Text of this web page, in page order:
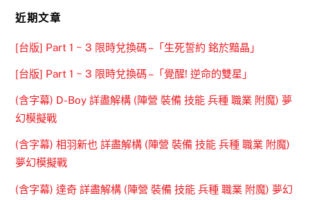
近期文章
[台版] Part 1 ~ 3 限時兌換碼 –「生死誓約 銘於黯晶」
[台版] Part 1 ~ 3 限時兌換碼 –「覺醒! 逆命的雙星」
(含字幕) D-Boy 詳盡解構 (陣營 裝備 技能 兵種 職業 附魔) 夢
幻模擬戰
(含字幕) 相羽新也 詳盡解構 (陣營 裝備 技能 兵種 職業 附魔)
夢幻模擬戰
(含字幕) 達奇 詳盡解構 (陣營 裝備 技能 兵種 職業 附魔) 夢幻